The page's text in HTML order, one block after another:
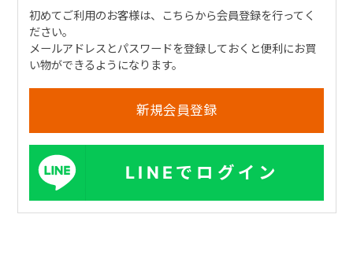
初めてご利用のお客様は、こちらから会員登録を行ってく
ださい。
メールアドレスとパスワードを登録しておくと便利にお買
い物ができるようになります。
LINEでログイン